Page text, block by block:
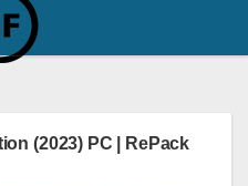
(2023) PC | RePack